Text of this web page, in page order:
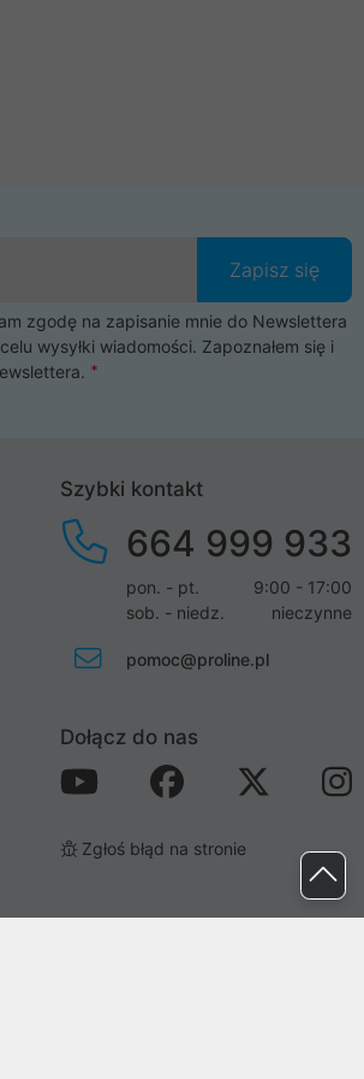
Zapisz się
zgodę na zapisanie mnie do Newslettera
wysyłki wiadomości. Zapoznałem się i
.
Szybki kontakt
664 999 933
pon. - pt.
9:00 - 17:00
sob. - niedz.
nieczynne
pomoc@proline.pl
Dołącz do nas
Zgłoś błąd na stronie